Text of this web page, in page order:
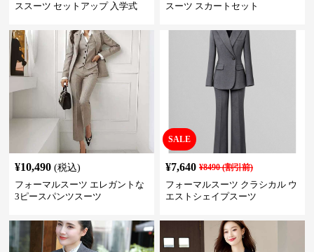
ススーツ セットアップ 入学式
スーツ スカートセット
¥10,490 (税込)
フォーマルスーツ エレガントな
3ピースパンツスーツ
SALE
¥7,640 ¥8490(割引前)
フォーマルスーツ クラシカル ウ
エストシェイプスーツ